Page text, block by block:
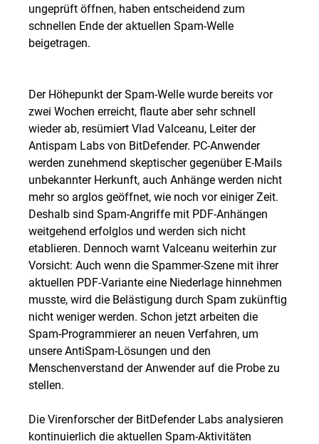
ungeprüft öffnen, haben entscheidend zum
schnellen Ende der aktuellen Spam-Welle
beigetragen.
Der Höhepunkt der Spam-Welle wurde bereits vor
zwei Wochen erreicht, flaute aber sehr schnell
wieder ab, resümiert Vlad Valceanu, Leiter der
Antispam Labs von BitDefender. PC-Anwender
werden zunehmend skeptischer gegenüber E-Mails
unbekannter Herkunft, auch Anhänge werden nicht
mehr so arglos geöffnet, wie noch vor einiger Zeit.
Deshalb sind Spam-Angriffe mit PDF-Anhängen
weitgehend erfolglos und werden sich nicht
etablieren. Dennoch warnt Valceanu weiterhin zur
Vorsicht: Auch wenn die Spammer-Szene mit ihrer
aktuellen PDF-Variante eine Niederlage hinnehmen
musste, wird die Belästigung durch Spam zukünftig
nicht weniger werden. Schon jetzt arbeiten die
Spam-Programmierer an neuen Verfahren, um
unsere AntiSpam-Lösungen und den
Menschenverstand der Anwender auf die Probe zu
stellen.
Die Virenforscher der BitDefender Labs analysieren
kontinuierlich die aktuellen Spam-Aktivitäten